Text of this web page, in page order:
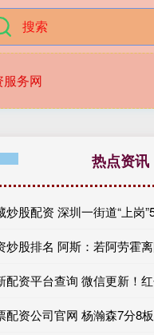
务网
热点资讯
配资平台查询 微信更新！